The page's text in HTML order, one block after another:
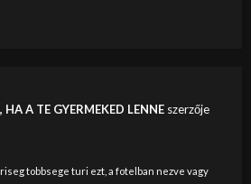
HA A TE GYERMEKED LENNEszerzője
tobbsege turi ezt, a fotelban nezve vagy